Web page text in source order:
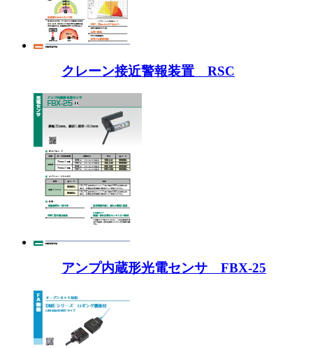
クレーン接近警報装置 RSC
アンプ内蔵形光電センサ FBX-25